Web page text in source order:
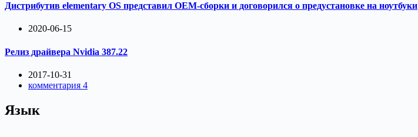
Дистрибутив elementary OS представил OEM-сборки и договорился о предустановке на ноутбуки
2020-06-15
Релиз драйвера Nvidia 387.22
2017-10-31
комментария 4
Язык